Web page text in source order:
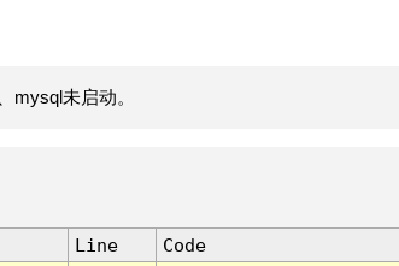
mysql未启动。
Line
Code